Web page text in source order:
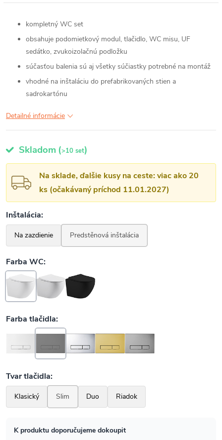
kompletný WC set
obsahuje podomietkový modul, tlačidlo, WC misu, UF
sedátko, zvukoizolačnú podložku
súčasťou balenia sú aj všetky súčiastky potrebné na montáž
vhodné na inštaláciu do prefabrikovaných stien a
sadrokartónu
Detailné informácie
Skladom (>10 set)
Na sklade, ďalšie kusy na ceste: viac ako 20
ks (očakávaný príchod 11.01.2027)